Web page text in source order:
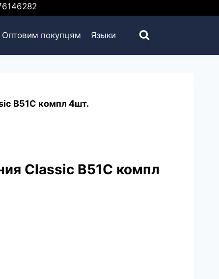
Оптовим покупцям Языки
B51C компл 4шт.
Classic B51C компл